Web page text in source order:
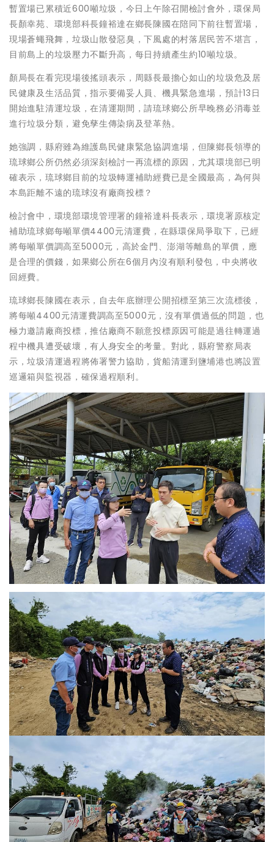
暫置場已累積近600噸垃圾，今日上午除召開檢討會外，環保局
長顏幸苑、環境部科長鐘裕達在鄉長陳國在陪同下前往暫置場，
現場蒼蠅飛舞，垃圾山散發惡臭，下風處的村落居民苦不堪言，
目前島上的垃圾壓力不斷升高，每日持續產生約10噸垃圾。
顏局長在看完現場後搖頭表示，周縣長最擔心如山的垃圾危及居
民健康及生活品質，指示要備妥人員、機具緊急進場，預計13日
開始進駐清運垃圾，在清運期間，請琉球鄉公所早晚務必消毒並
進行垃圾分類，避免孳生傳染病及登革熱。
她強調，縣府雖為維護島民健康緊急協調進場，但陳鄉長領導的
琉球鄉公所仍然必須深刻檢討一再流標的原因，尤其環境部已明
確表示，琉球鄉目前的垃圾轉運補助經費已是全國最高，為何與
本島距離不遠的琉球沒有廠商投標？
檢討會中，環境部環境管理署的鐘裕達科長表示，環境署原核定
補助琉球鄉每噸單價4400元清運費，在縣環保局爭取下，已經
將每噸單價調高至5000元，高於金門、澎湖等離島的單價，應
是合理的價錢，如果鄉公所在6個月內沒有順利發包，中央將收
回經費。
琉球鄉長陳國在表示，自去年底辦理公開招標至第三次流標後，
將每噸4400元清運費調高至5000元，沒有單價過低的問題，也
極力邀請廠商投標，推估廠商不願意投標原因可能是過往轉運過
程中機具遭受破壞，有人身安全的考量。對此，縣府警察局表
示，垃圾清運過程將佈署警力協助，貨船清運到鹽埔港也將設置
巡邏箱與監視器，確保過程順利。